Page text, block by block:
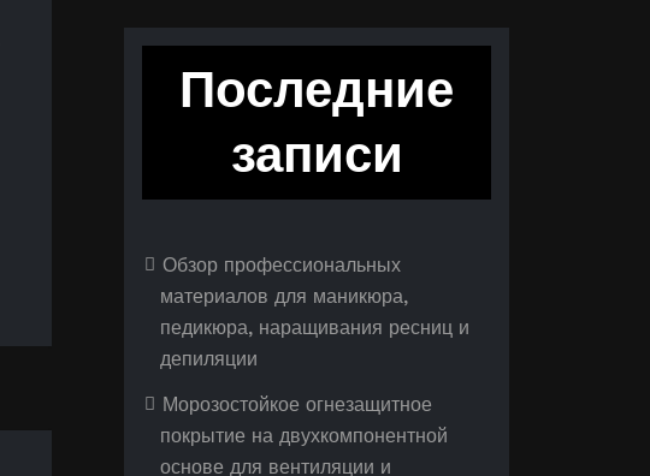
Последние
записи
Обзор профессиональных
материалов для маникюра,
педикюра, наращивания ресниц и
депиляции
Морозостойкое огнезащитное
покрытие на двухкомпонентной
основе для вентиляции и